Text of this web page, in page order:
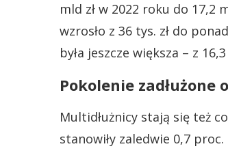
mld zł w 2022 roku do 17,2
wzrosło z 36 tys. zł do
była jeszcze większa – z
Pokolenie zadłużone
Multidłużnicy stają się też
stanowiły zaledwie 0,7